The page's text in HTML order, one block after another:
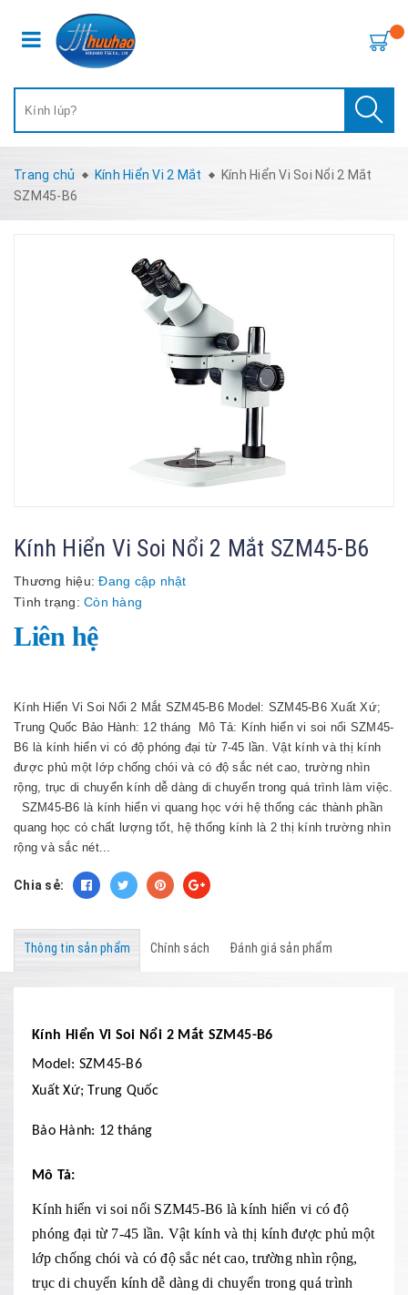
Trang chủ Kính Hiển Vi 2 Mắt
Kính Hiển Vi Soi Nổi 2 Mắt
SZM45-B6
Kính Hiển Vi Soi Nổi 2 Mắt SZM45-B6
Thương hiệu: Đang cập nhật
Tình trạng: Còn hàng
Liên hệ
Kính Hiển Vi Soi Nổi 2 Mắt SZM45-B6 Model: SZM45-B6 Xuất Xứ;
Trung Quốc Bảo Hành: 12 tháng Mô Tả: Kính hiển vi soi nổi SZM45-
B6 là kính hiển vi có độ phóng đại từ 7-45 lần. Vật kính và thị kính
được phủ một lớp chống chói và có độ sắc nét cao, trường nhìn
rộng, trục di chuyển kính dễ dàng di chuyển trong quá trình làm việc.
SZM45-B6 là kính hiển vi quang học với hệ thống các thành phần
quang học có chất lượng tốt, hệ thống kính là 2 thị kính trường nhìn
rộng và sắc nét...
Chia sẻ:
Thông tin sản phẩm Chính sách Đánh giá sản phẩm
Kính Hiển Vi Soi Nổi 2 Mắt SZM45-B6
Model: SZM45-B6
Xuất Xứ; Trung Quốc
Bảo Hành: 12 tháng
Mô Tả:
Kính hiển vi soi nổi SZM45-B6 là kính hiển vi có độ
phóng đại từ 7-45 lần. Vật kính và thị kính được phủ một
lớp chống chói và có độ sắc nét cao, trường nhìn rộng,
trục di chuyển kính dễ dàng di chuyển trong quá trình